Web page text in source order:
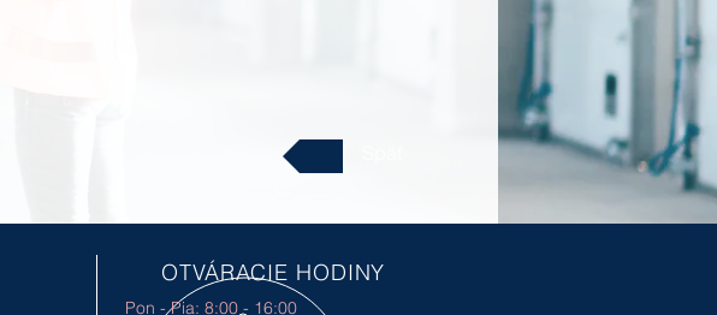
OTVÁRACIE HODINY
Pon - Pia: 8:00 - 16:00